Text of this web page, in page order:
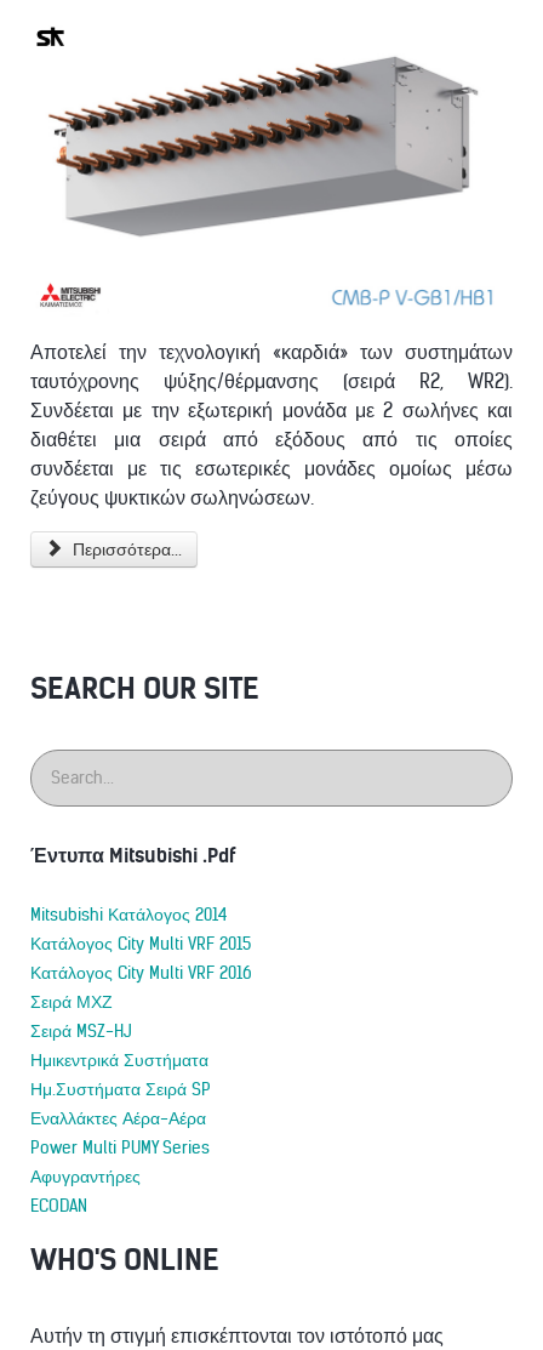
Αποτελεί την τεχνολογική «καρδιά» των συστημάτων
ταυτόχρονης ψύξης/θέρμανσης (σειρά R2, WR2).
Συνδέεται με την εξωτερική μονάδα με 2 σωλήνες και
διαθέτει μια σειρά από εξόδους από τις οποίες
συνδέεται με τις εσωτερικές μονάδες ομοίως μέσω
ζεύγους ψυκτικών σωληνώσεων.
Περισσότερα...
SEARCH OUR SITE
Έντυπα Mitsubishi .Pdf
Mitsubishi Κατάλογος 2014
Κατάλογος City Multi VRF 2015
Κατάλογος City Multi VRF 2016
Σειρά ΜΧΖ
Σειρά MSZ-HJ
Ημικεντρικά Συστήματα
Ημ.Συστήματα Σειρά SP
Εναλλάκτες Αέρα-Αέρα
Power Multi PUMY Series
Αφυγραντήρες
ECODAN
WHO'S ONLINE
Αυτήν τη στιγμή επισκέπτονται τον ιστότοπό μας